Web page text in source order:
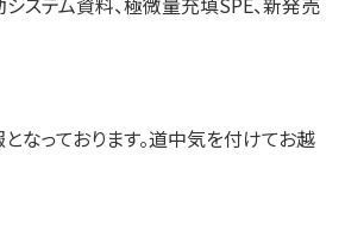
なっております。道中気を付けてお越